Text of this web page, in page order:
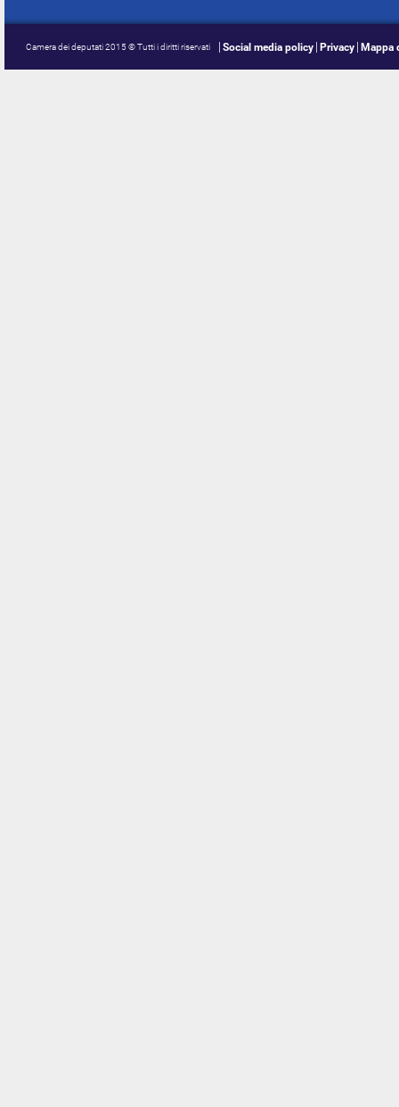
Camera dei deputati 2015 © Tutti i diritti riservati Social media policy Privacy Mappa